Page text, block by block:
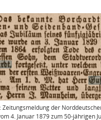
Zeitungsmeldung der
4. Januar 1879 zum 50-jährigen